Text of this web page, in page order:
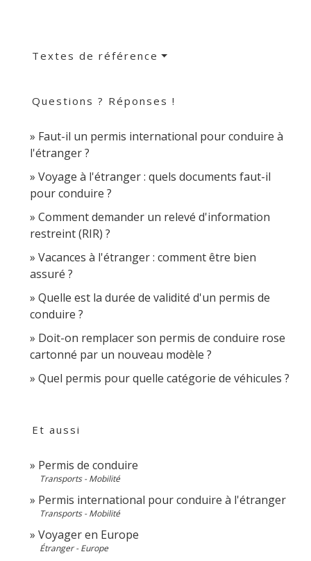
Textes de référence
Questions ? Réponses !
Faut-il un permis international pour conduire à
l'étranger ?
Voyage à l'étranger : quels documents faut-il
pour conduire ?
Comment demander un relevé d'information
restreint (RIR) ?
Vacances à l'étranger : comment être bien
assuré ?
Quelle est la durée de validité d'un permis de
conduire ?
Doit-on remplacer son permis de conduire rose
cartonné par un nouveau modèle ?
Quel permis pour quelle catégorie de véhicules ?
Et aussi
Permis de conduire
Transports - Mobilité
Permis international pour conduire à l'étranger
Transports - Mobilité
Voyager en Europe
Étranger - Europe